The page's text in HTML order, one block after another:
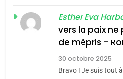
ISRAÉL
2025,
Esther Eva
vers la paix
de mépris –
30 octobre 2025
Bravo ! Je suis tout
JUDAISME
Maroc :